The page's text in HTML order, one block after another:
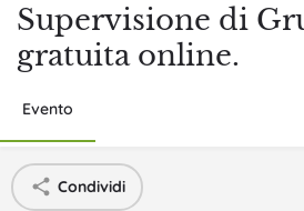
Supervisione di
gratuita online.
Evento
Condividi